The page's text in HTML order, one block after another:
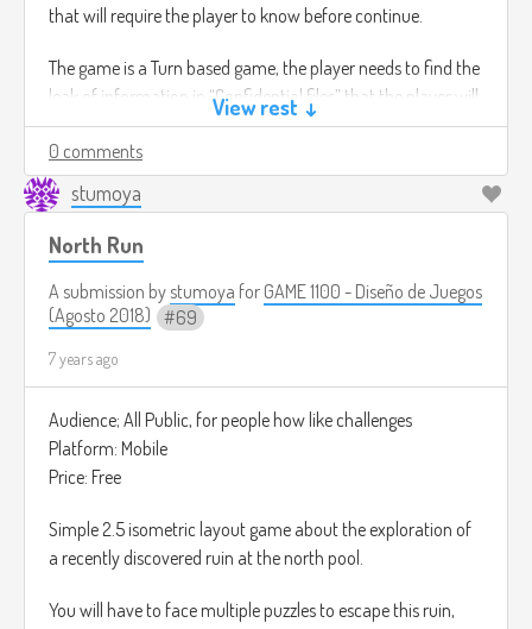
that will require the player to know before continue.
The game is a Turn based game, the player needs to find the
leak of information in “Confidential files” that the player will
need to read and figure out where is the leak of information,
which is going to ge in code, for instance in the paper there
might be a word down wards that says “C H I C K E N ” and
the player will need to underline this word.
Once the player knows what it the word hidden and
underlined the player has won the level.
View rest ↓
0 comments
stumoya
North Run
A submission bystumoya for GAME 1100 - Diseño de Juegos
(Agosto 2018)
69
7 years ago
Audience; All Public, for people how like challenges
Platform: Mobile
Price: Free
Simple 2.5 isometric layout game about the exploration of
a recently discovered ruin at the north pool.
You will have to face multiple puzzles to escape this ruin,